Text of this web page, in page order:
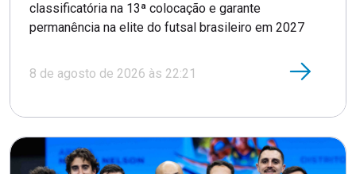
classificatória na 13ª colocação e garante
permanência na elite do futsal brasileiro em 2027
8 de agosto de 2026 às 22:21